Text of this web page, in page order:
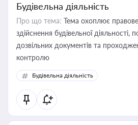
Будівельна діяльність
Про що тема: Тема охоплює
здійснення будівельної
дозвільних документів та
контролю
Будівельна діяльність